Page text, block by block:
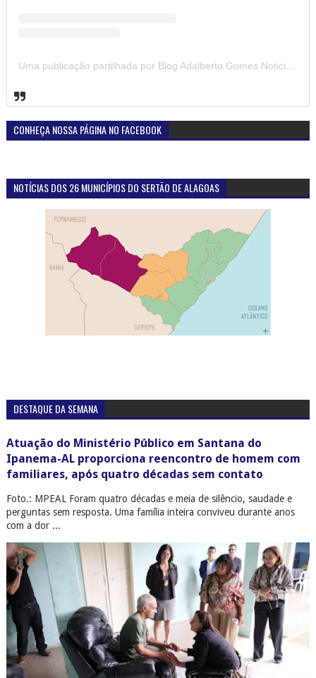
Uma publicação partilhada por Blog Adalberto Gomes Noticias (@blogadalbertogomesnoticiass)
CONHEÇA NOSSA PÁGINA NO FACEBOOK
NOTÍCIAS DOS 26 MUNICÍPIOS DO SERTÃO DE ALAGOAS
DESTAQUE DA SEMANA
Atuação do Ministério Público em Santana do
Ipanema-AL proporciona reencontro de homem com
familiares, após quatro décadas sem contato
Foto.: MPEAL Foram quatro décadas e meia de silêncio, saudade e
perguntas sem resposta. Uma família inteira conviveu durante anos
com a dor ...